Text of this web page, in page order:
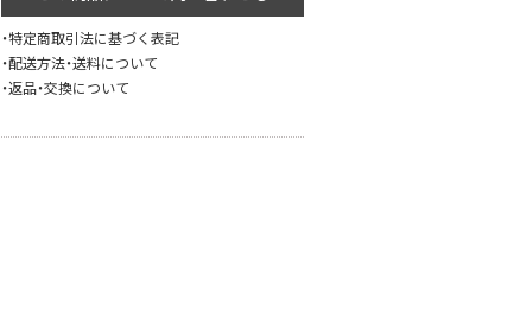
・特定商取引法に基づく表記
・配送方法・送料について
・返品・交換について